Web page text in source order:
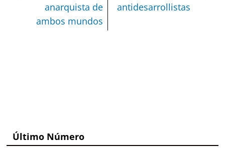
anarquista de
ambos mundos
antidesarrollistas
Último Número